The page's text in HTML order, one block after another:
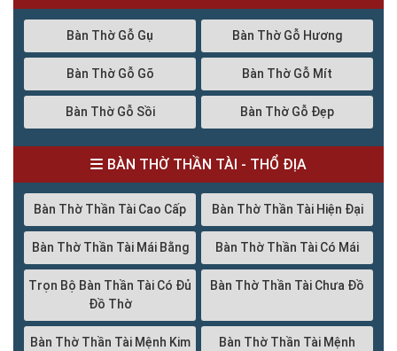
Bàn Thờ Gỗ Gụ Bàn Thờ Gỗ Hương
Bàn Thờ Gỗ Gõ Bàn Thờ Gỗ Mít
Bàn Thờ Gỗ Sồi Bàn Thờ Gỗ Đẹp
BÀN THỜ THẦN TÀI - THỔ ĐỊA
Bàn Thờ Thần Tài Cao Cấp Bàn Thờ Thần Tài Hiện Đại
Bàn Thờ Thần Tài Mái Bằng Bàn Thờ Thần Tài Có Mái
Trọn Bộ Bàn Thần Tài Có Đủ
Đồ Thờ
Bàn Thờ Thần Tài Chưa Đồ
Bàn Thờ Thần Tài Mệnh Kim
Bàn Thờ Thần Tài Mệnh